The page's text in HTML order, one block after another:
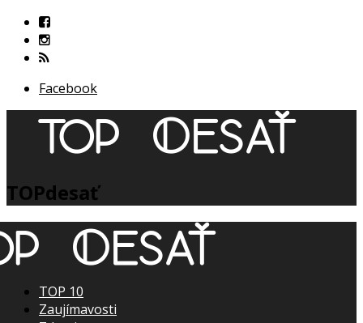
Facebook
TOPdesať
TOP 10
Zaujímavosti